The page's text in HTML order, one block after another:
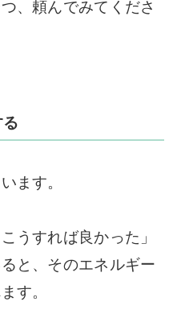
、頼んでみてくださ
ます。
うすれば良かった」
と、そのエネルギー
す。